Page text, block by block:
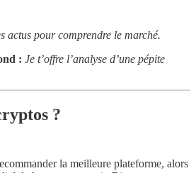
actus pour comprendre le marché.
: Je t’offre l’analyse d’une pépite
?
la meilleure plateforme, alors